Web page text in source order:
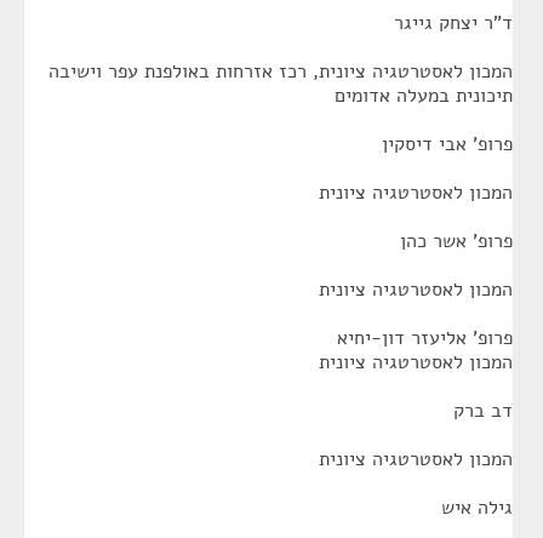
ד"ר יצחק גייגר
המכון לאסטרטגיה ציונית, רכז אזרחות באולפנת עפר וישיבה
תיכונית במעלה אדומים
פרופ' אבי דיסקין
המכון לאסטרטגיה ציונית
פרופ' אשר כהן
המכון לאסטרטגיה ציונית
פרופ' אליעזר דון-יחיא
המכון לאסטרטגיה ציונית
דב ברק
המכון לאסטרטגיה ציונית
גילה איש